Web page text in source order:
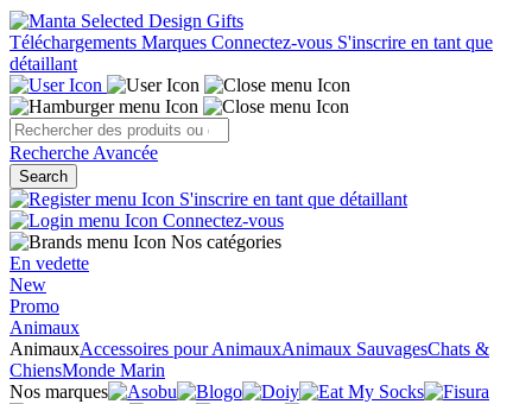
Téléchargements Marques Connectez-vous S'inscrire en tant que
détaillant
Recherche Avancée
Search
S'inscrire en tant que détaillant
Connectez-vous
Nos catégories
En vedette
New
Promo
Animaux
AnimauxAccessoires pour AnimauxAnimaux SauvagesChats &
ChiensMonde Marin
Nos marques